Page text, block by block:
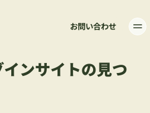
お問い合わせ
ンサイトの見つ